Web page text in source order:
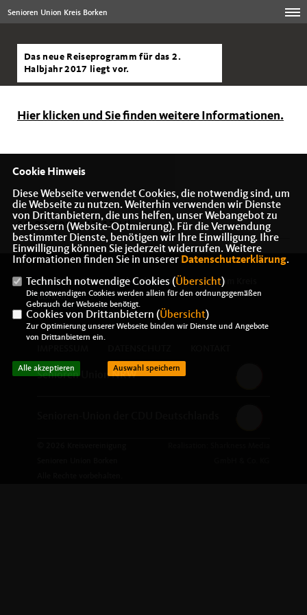
Senioren Union Kreis Borken
Das neue Reiseprogramm für das 2.
Halbjahr 2017 liegt vor.
Hier klicken und Sie finden weitere Informationen.
13.02.2017, 17:17 Uhr
Herzlich willkommen bei der Senioren Union im Kreis
Borken.
Senioren Union NRW
Cookie Hinweis
Diese Webseite verwendet Cookies, die notwendig sind, um
die Webseite zu nutzen. Weiterhin verwenden wir Dienste
von Drittanbietern, die uns helfen, unser Webangebot zu
verbessern (Website-Optmierung). Für die Verwendung
bestimmter Dienste, benötigen wir Ihre Einwilligung. Ihre
Einwilligung können Sie jederzeit widerrufen. Weitere
Informationen finden Sie in unserer Datenschutzerklärung.
Technisch notwendige Cookies (Übersicht)
Die notwendigen Cookies werden allein für den ordnungsgemäßen
Gebrauch der Webseite benötigt.
Cookies von Drittanbietern (Übersicht)
Zur Optimierung unserer Webseite binden wir Dienste und Angebote
von Drittanbietern ein.
Alle akzeptieren Auswahl speichern